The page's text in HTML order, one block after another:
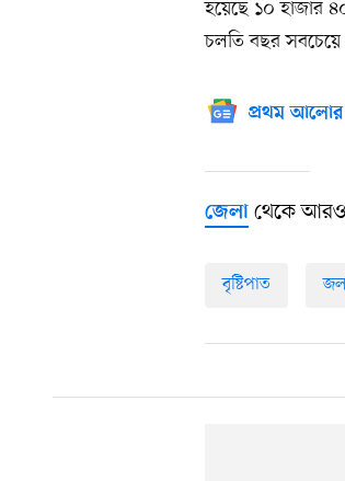
হয়েছে ১০ হাজার
চলতি বছর সবচেয়ে
প্রথম
জেলা থেকে
বৃষ্টিপাত